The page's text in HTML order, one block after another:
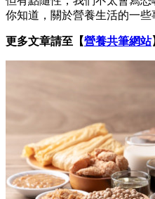
你知道，關於營養生活的一些
更多文章請至【營養共筆網站